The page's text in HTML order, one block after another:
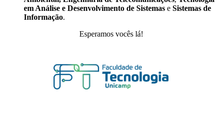
em Análise e Desenvolvimento de Sistemas e Sistemas de
Informação.
Esperamos vocês lá!